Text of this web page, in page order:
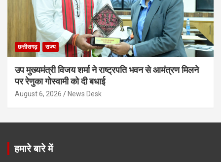
छत्तीसगढ़ राज्य
उप मुख्यमंत्री विजय शर्मा ने राष्ट्रपति भवन से आमंत्रण मिलने
पर रेणुका गोस्वामी को दी बधाई
August 6, 2026 News Desk
हमारे बारे में